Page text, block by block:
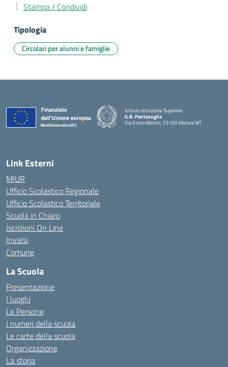
Stampa / Condividi
Tipologia
Circolari per alunni e famiglie
Istituto Istruzione Superiore
G.B. Pentasuglia
Via Enrico Mattei, 75100 Matera MT
Link Esterni
MIUR
Ufficio Scolastico Regionale
Ufficio Scolastico Territoriale
Scuola in Chiaro
Iscrizioni On Line
Invalsi
Comune
La Scuola
Presentazione
I luoghi
Le Persone
I numeri della scuola
Le carte della scuola
Organizzazione
La storia